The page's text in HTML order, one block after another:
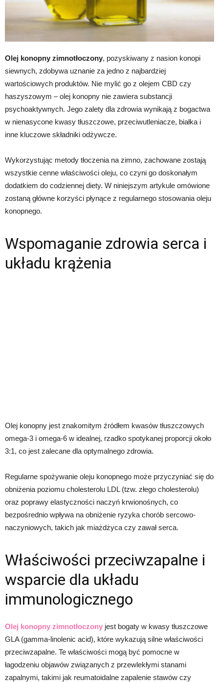
Olej konopny zimnotłoczony, pozyskiwany z nasion konopi
siewnych, zdobywa uznanie za jedno z najbardziej
wartościowych produktów. Nie mylić go z olejem CBD czy
haszyszowym – olej konopny nie zawiera substancji
psychoaktywnych. Jego zalety dla zdrowia wynikają z bogactwa
w nienasycone kwasy tłuszczowe, przeciwutleniacze, białka i
inne kluczowe składniki odżywcze.
Wykorzystując metody tłoczenia na zimno, zachowane zostają
wszystkie cenne właściwości oleju, co czyni go doskonałym
dodatkiem do codziennej diety. W niniejszym artykule omówione
zostaną główne korzyści płynące z regularnego stosowania oleju
konopnego.
Wspomaganie zdrowia serca i
układu krążenia
Olej konopny jest znakomitym źródłem kwasów tłuszczowych
omega-3 i omega-6 w idealnej, rzadko spotykanej proporcji około
3:1, co jest zalecane dla optymalnego zdrowia.
Regularne spożywanie oleju konopnego może przyczyniać się do
obniżenia poziomu cholesterolu LDL (tzw. złego cholesterolu)
oraz poprawy elastyczności naczyń krwionośnych, co
bezpośrednio wpływa na obniżenie ryzyka chorób sercowo-
naczyniowych, takich jak miażdżyca czy zawał serca.
Właściwości przeciwzapalne i
wsparcie dla układu
immunologicznego
Olej konopny zimnotłoczony jest bogaty w kwasy tłuszczowe
GLA (gamma-linolenic acid), które wykazują silne właściwości
przeciwzapalne. Te właściwości mogą być pomocne w
łagodzeniu objawów związanych z przewlekłymi stanami
zapalnymi, takimi jak reumatoidalne zapalenie stawów czy